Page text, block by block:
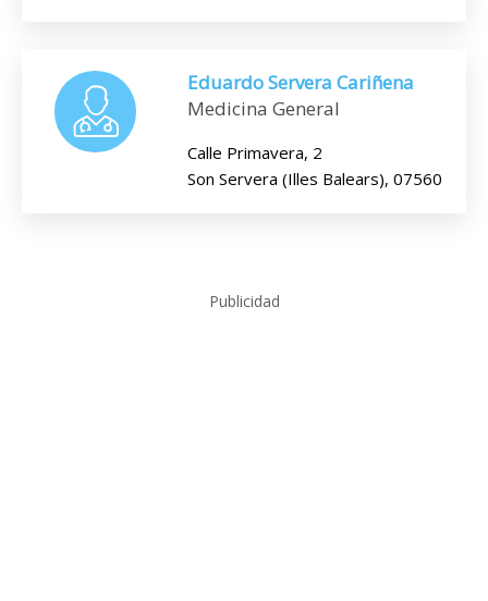
Eduardo Servera Cariñena
Medicina General
Calle Primavera, 2
Son Servera (Illes Balears), 07560
Publicidad